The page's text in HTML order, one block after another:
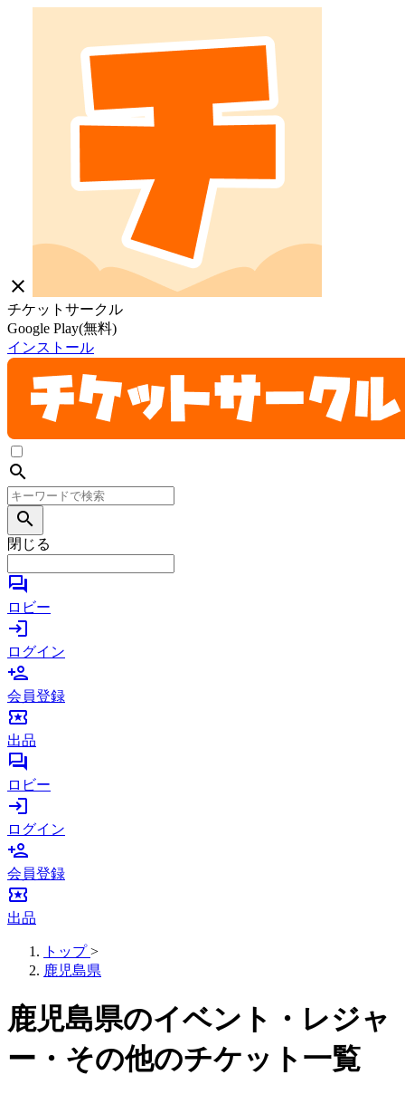
close
チケットサークル
Google Play(無料)
インストール
search
search
閉じる
forum
ロビー
login
ログイン
person_add
会員登録
local_activity
出品
forum
ロビー
login
ログイン
person_add
会員登録
local_activity
出品
トップ >
鹿児島県
鹿児島県のイベント・レジャ
ー・その他のチケット一覧